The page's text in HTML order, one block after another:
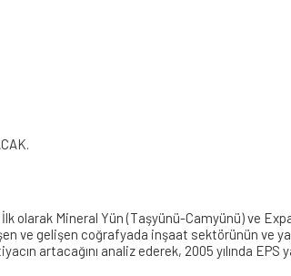
olarak Mineral Yün (Taşyünü-Camyünü) ve
ve gelişen coğrafyada inşaat sektörünün ve
artacağını analiz ederek, 2005 yılında EPS